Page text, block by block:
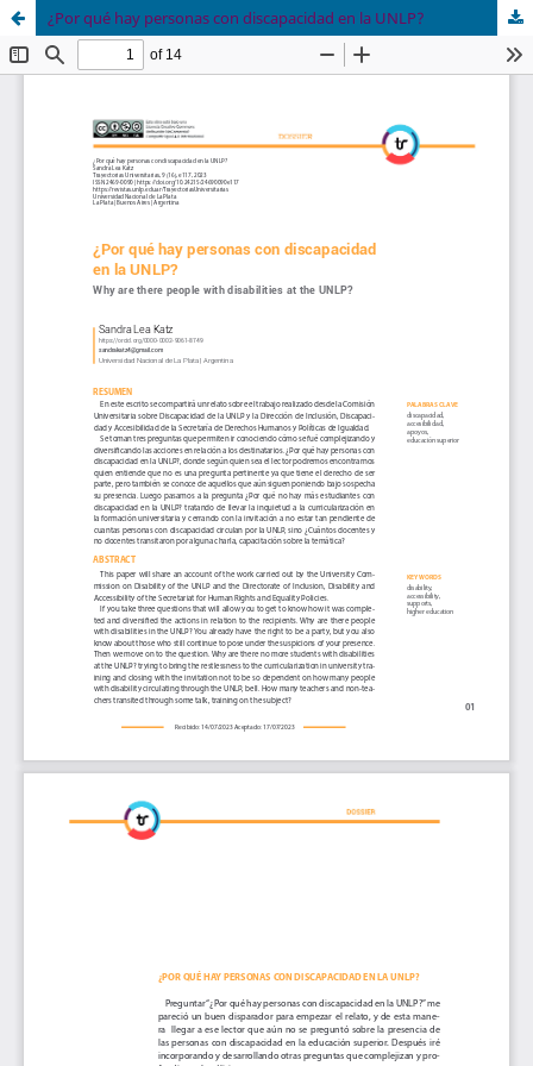
¿Por qué hay personas con discapacidad en la UNLP?